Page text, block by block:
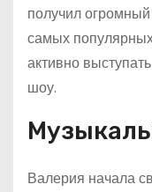
получил
самых
активно
шоу.
Валерия начала